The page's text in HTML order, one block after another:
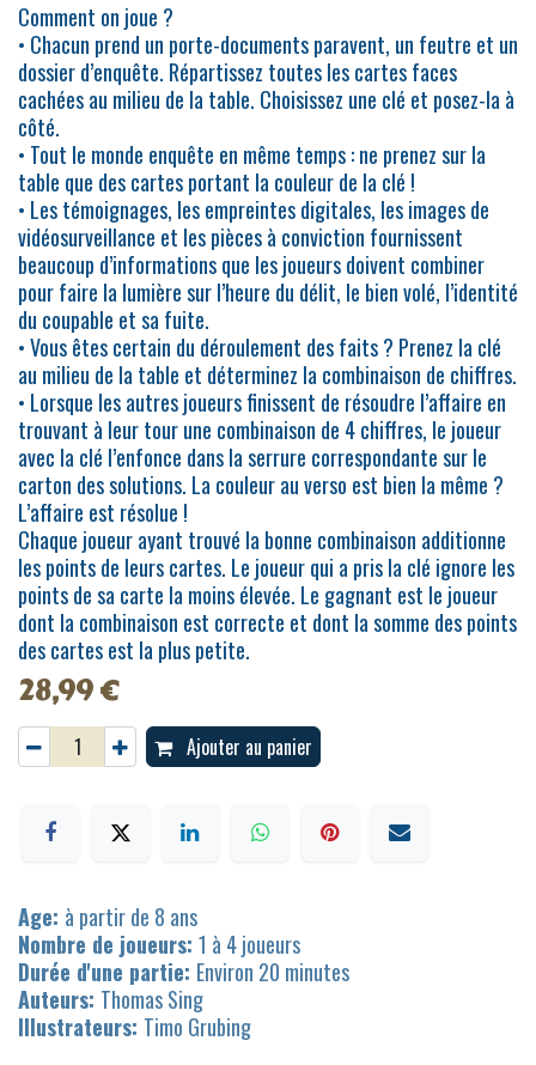
Comment on joue ?
• Chacun prend un porte-documents paravent, un feutre et un
dossier d’enquête. Répartissez toutes les cartes faces
cachées au milieu de la table. Choisissez une clé et posez-la à
côté.
• Tout le monde enquête en même temps : ne prenez sur la
table que des cartes portant la couleur de la clé !
• Les témoignages, les empreintes digitales, les images de
vidéosurveillance et les pièces à conviction fournissent
beaucoup d’informations que les joueurs doivent combiner
pour faire la lumière sur l’heure du délit, le bien volé, l’identité
du coupable et sa fuite.
• Vous êtes certain du déroulement des faits ? Prenez la clé
au milieu de la table et déterminez la combinaison de chiffres.
• Lorsque les autres joueurs finissent de résoudre l’affaire en
trouvant à leur tour une combinaison de 4 chiffres, le joueur
avec la clé l’enfonce dans la serrure correspondante sur le
carton des solutions. La couleur au verso est bien la même ?
L’affaire est résolue !
Chaque joueur ayant trouvé la bonne combinaison additionne
les points de leurs cartes. Le joueur qui a pris la clé ignore les
points de sa carte la moins élevée. Le gagnant est le joueur
dont la combinaison est correcte et dont la somme des points
des cartes est la plus petite.
28,99€
Ajouter au panier
Age: à partir de 8 ans
Nombre de joueurs: 1 à 4 joueurs
Durée d'une partie: Environ 20 minutes
Auteurs: Thomas Sing
Illustrateurs: Timo Grubing